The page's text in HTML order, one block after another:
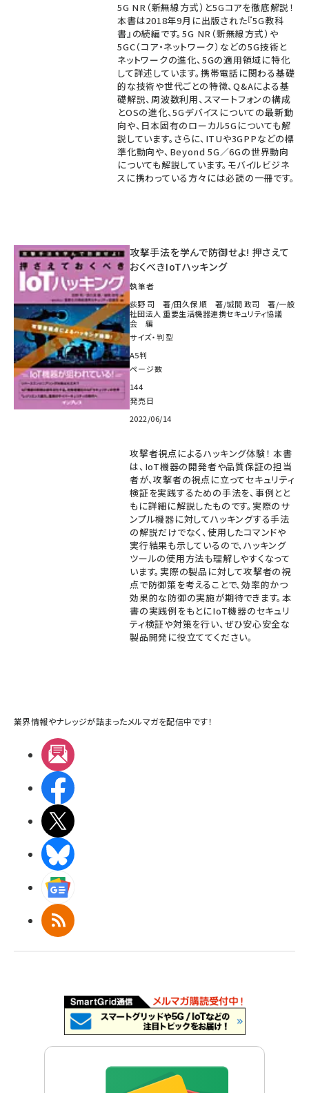
5G NR（新無線方式）と5Gコアを徹底解説！
本書は2018年9月に出版された『5G教科
書』の続編です。5G NR（新無線方式）や
5GC（コア・ネットワーク）などの5G技術と
ネットワークの進化、5Gの適用領域に特化
して詳述しています。携帯電話に関わる基礎
的な技術や世代ごとの特徴、Q&Aによる基
礎解説、周波数利用、スマートフォンの構成
とOSの進化、5Gデバイスについての最新動
向や、日本固有のローカル5Gについても解
説しています。さらに、ITUや3GPPなどの標
準化動向や、Beyond 5G／6Gの世界動向
についても解説しています。モバイルビジネ
スに携わっている方々には必読の一冊です。
攻撃手法を学んで防御せよ! 押さえて
おくべきIoTハッキング
執筆者
荻野 司 著/田久保 順 著/城間 政司 著/一般
社団法人 重要生活機器連携セキュリティ協議
会 編
サイズ・判型
A5判
ページ数
144
発売日
2022/06/14
攻撃者視点によるハッキング体験！ 本書
は、IoT機器の開発者や品質保証の担当
者が、攻撃者の視点に立ってセキュリティ
検証を実践するための手法を、事例とと
もに詳細に解説したものです。実際のサ
ンプル機器に対してハッキングする手法
の解説だけでなく、使用したコマンドや
実行結果も示しているので、ハッキング
ツールの使用方法も理解しやすくなって
います。実際の製品に対して攻撃者の視
点で防御策を考えることで、効率的かつ
効果的な防御の実施が期待できます。本
書の実践例をもとにIoT機器のセキュリ
ティ検証や対策を行い、ぜひ安心安全な
製品開発に役立ててください。
業界情報やナレッジが詰まったメルマガを配信中です！
RSS